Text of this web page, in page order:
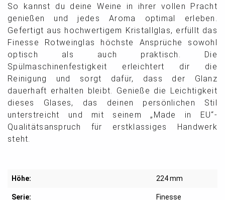
So kannst du deine Weine in ihrer vollen Pracht
genießen und jedes Aroma optimal erleben.
Gefertigt aus hochwertigem Kristallglas, erfüllt das
Finesse Rotweinglas höchste Ansprüche sowohl
optisch als auch praktisch. Die
Spülmaschinenfestigkeit erleichtert dir die
Reinigung und sorgt dafür, dass der Glanz
dauerhaft erhalten bleibt. Genieße die Leichtigkeit
dieses Glases, das deinen persönlichen Stil
unterstreicht und mit seinem „Made in EU“-
Qualitätsanspruch für erstklassiges Handwerk
steht.
Höhe: 224 mm
Serie: Finesse